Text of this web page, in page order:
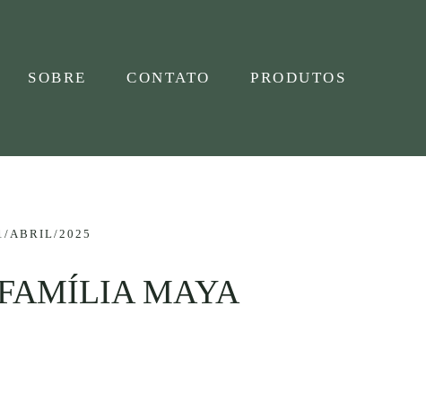
SOBRE CONTATO PRODUTOS
ABRIL/2025
MAYA